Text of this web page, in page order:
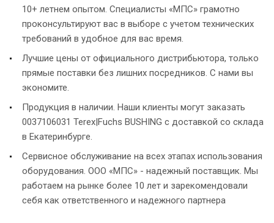
10+ летнем опытом. Специалисты «МПС» грамотно
проконсультируют вас в выборе с учетом технических
требований в удобное для вас время.
Лучшие цены от официального дистрибьютора, только
прямые поставки без лишних посредников. С нами вы
экономите.
Продукция в наличии. Наши клиенты могут заказать
0037106031 Terex|Fuchs BUSHING с доставкой со склада
в Екатеринбурге.
Сервисное обслуживание на всех этапах использования
оборудования. ООО «МПС» - надежный поставщик. Мы
работаем на рынке более 10 лет и зарекомендовали
себя как ответственного и надежного партнера